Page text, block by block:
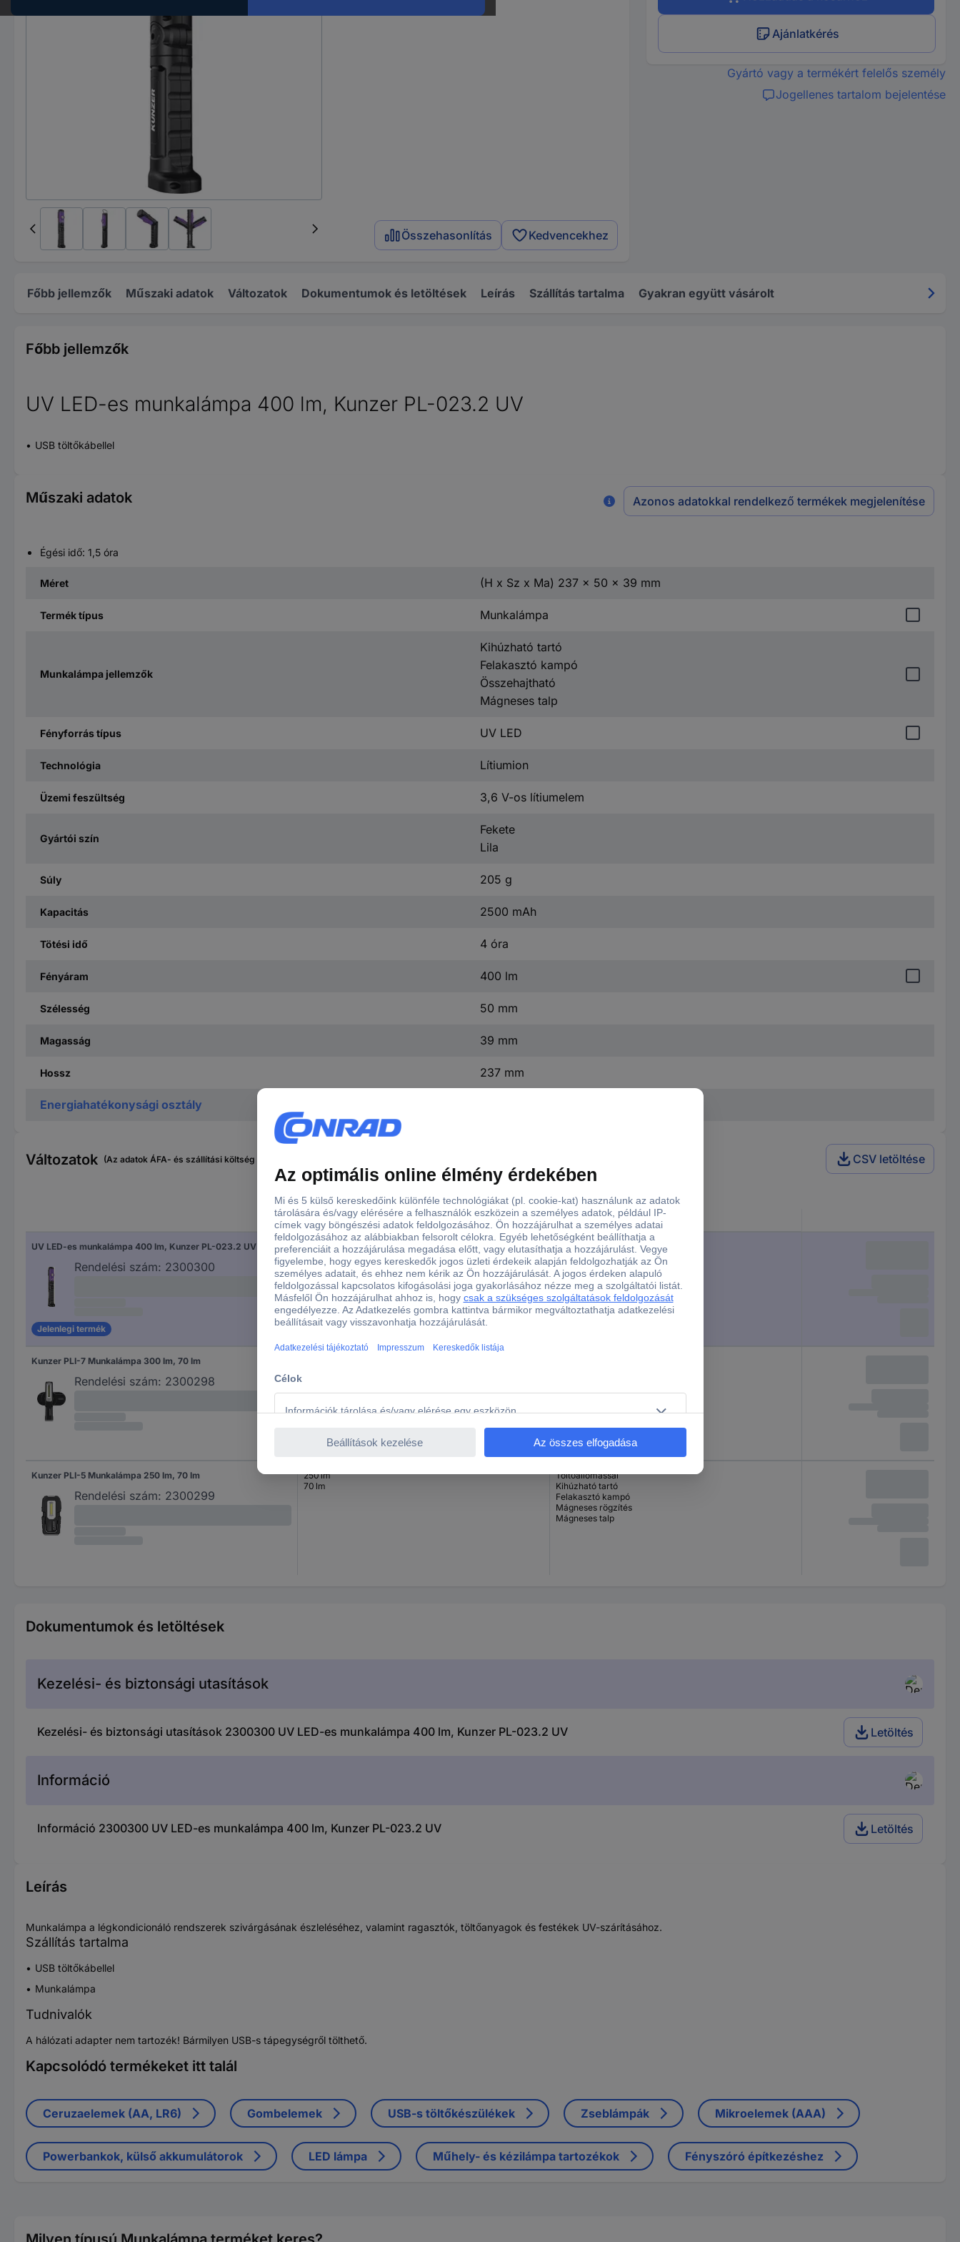
Összehasonlítás Kedvencekhez
Ajánlatkérés
Gyártó vagy a termékért felelős személy
Jogellenes tartalom bejelentése
Főbb jellemzők Műszaki adatok Változatok Dokumentumok és letöltések Leírás Szállítás tartalma Gyakran együtt vásárolt
Főbb jellemzők
UV LED-es munkalámpa 400 lm, Kunzer PL-023.2 UV
USB töltőkábellel
Műszaki adatok Azonos adatokkal rendelkező termékek megjelenítése
Égési idő: 1,5 óra
Méret (H x Sz x Ma) 237 x 50 x 39 mm
Termék típus Munkalámpa
Munkalámpa jellemzők
Kihúzható tartó
Felakasztó kampó
Összehajtható
Mágneses talp
Fényforrás típus UV LED
Technológia Lítiumion
Üzemi feszültség 3,6 V-os lítiumelem
Gyártói szín
Fekete
Lila
Súly 205 g
Kapacitás 2500 mAh
Tötési idő 4 óra
Fényáram 400 lm
Szélesség 50 mm
Magasság 39 mm
Hossz 237 mm
Energiahatékonysági osztály
Változatok (Az adatok ÁFA- és szállítási költség nélkül értendők) CSV letöltése
Fényáram Munkalámpa jellemzők
UV LED-es munkalámpa 400 lm, Kunzer PL-023.2 UV
Rendelési szám: 2300300
Jelenlegi termék
400 lm
Kihúzható tartó
Felakasztó kampó
Összehajtható
Mágneses talp
Kunzer PLI-7 Munkalámpa 300 lm, 70 lm
Rendelési szám: 2300298
Összehajtható
Mágneses talp
Kunzer PLI-5 Munkalámpa 250 lm, 70 lm
Rendelési szám: 2300299
250 lm
70 lm
Töltőállomással
Kihúzható tartó
Felakasztó kampó
Mágneses rögzítés
Mágneses talp
Dokumentumok és letöltések
Kezelési- és biztonsági utasítások
Kezelési- és biztonsági utasítások 2300300 UV LED-es munkalámpa 400 lm, Kunzer PL-023.2 UV Letöltés
Információ
Információ 2300300 UV LED-es munkalámpa 400 lm, Kunzer PL-023.2 UV Letöltés
Leírás
Munkalámpa a légkondicionáló rendszerek szivárgásának észleléséhez, valamint ragasztók, töltőanyagok és festékek UV-szárításához.
Szállítás tartalma
USB töltőkábellel
Munkalámpa
Tudnivalók
A hálózati adapter nem tartozék! Bármilyen USB-s tápegységről tölthető.
Kapcsolódó termékeket itt talál
Ceruzaelemek (AA, LR6) Gombelemek USB-s töltőkészülékek Zseblámpák Mikroelemek (AAA)
Powerbankok, külső akkumulátorok LED lámpa Műhely- és kézilámpa tartozékok Fényszóró építkezéshez